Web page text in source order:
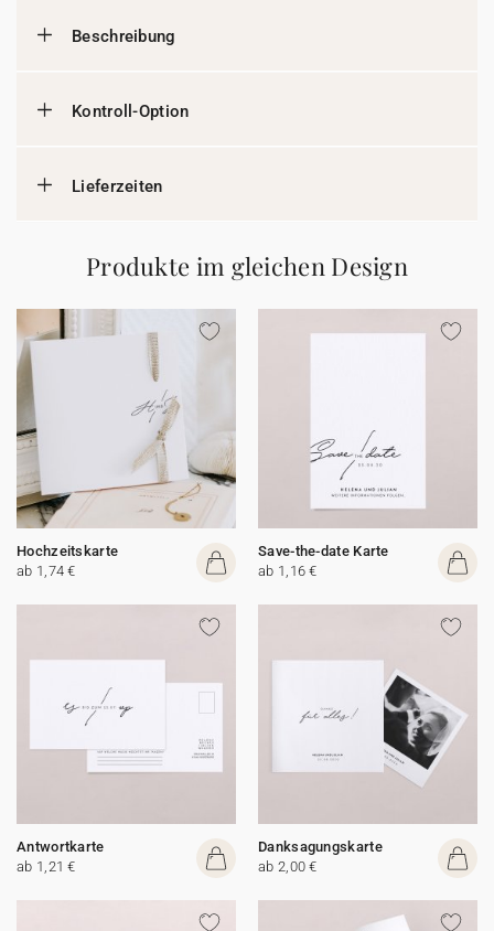
Beschreibung
Kontroll-Option
Lieferzeiten
Produkte im gleichen Design
Hochzeitskarte
ab 1,74 €
Save-the-date Karte
ab 1,16 €
Antwortkarte
ab 1,21 €
Danksagungskarte
ab 2,00 €